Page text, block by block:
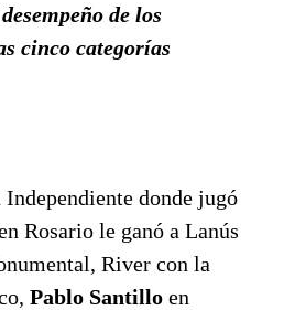
de los
cinco categorías
donde jugó
Rosario le ganó a Lanús
River con la
Pablo Santillo en